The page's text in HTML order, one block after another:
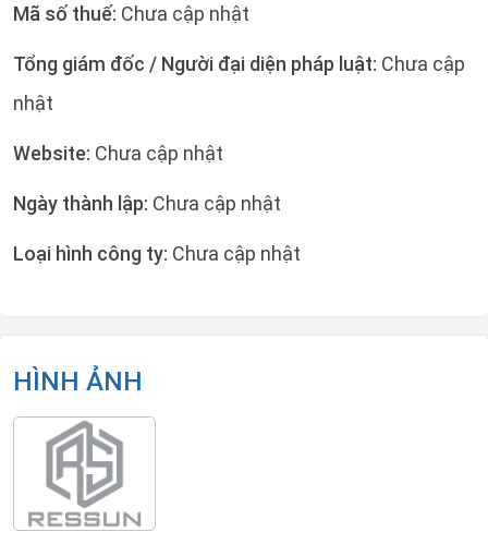
Mã số thuế: Chưa cập nhật
Tổng giám đốc / Người đại diện pháp luật: Chưa cập
nhật
Website: Chưa cập nhật
Ngày thành lập: Chưa cập nhật
Loại hình công ty: Chưa cập nhật
HÌNH ẢNH